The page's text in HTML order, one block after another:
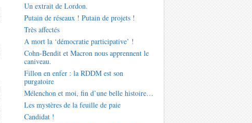
Un extrait de Lordon.
Putain de réseaux ! Putain de projets !
Très affectés
A mort la ‘démocratie participative’ !
Cohn-Bendit et Macron nous apprennent le
caniveau.
Fillon en enfer : la RDDM est son
purgatoire
Mélenchon et moi, fin d’une belle histoire…
Les mystères de la feuille de paie
Candidat !